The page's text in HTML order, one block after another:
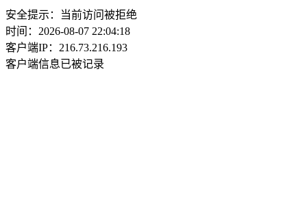
安全提示：当前访问被拒绝
时间：2026-08-07 22:04:18
客户端IP：216.73.216.193
客户端信息已被记录